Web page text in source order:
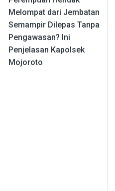
Melompat dari Jembatan
Semampir Dilepas Tanpa
Pengawasan? Ini
Penjelasan Kapolsek
Mojoroto